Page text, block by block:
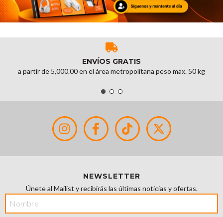
ENVÍOS GRATIS
a partir de 5,000.00 en el área metropolitana peso max. 50 kg
NEWSLETTER
Únete al Mailist y recibirás las últimas noticias y ofertas.